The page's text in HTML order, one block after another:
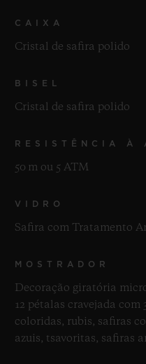
CAIXA
Cristal de safira polido
BISEL
Cristal de safira polido
RESISTÊNCIA À
50 m ou 5 ATM
VIDRO
Safira com Tratamento
MOSTRADOR
Decoração giratória
12 pétalas cravejada com
coloridas, rubis, safiras
azuis, tsavoritas, safiras